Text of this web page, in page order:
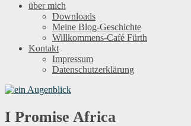
über mich
Downloads
Meine Blog-Geschichte
Willkommens-Café Fürth
Kontakt
Impressum
Datenschutzerklärung
I Promise Africa